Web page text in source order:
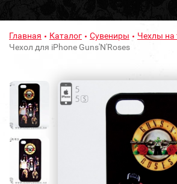
Главная Каталог Сувениры
Чехлы на
Чехол для iPhone Guns'N'Roses